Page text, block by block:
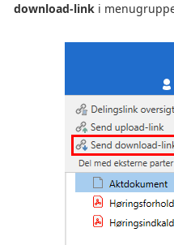
download-link i